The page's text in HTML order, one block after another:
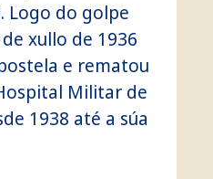
Logo do golpe
xullo de 1936
e rematou
Militar de
1938 até a súa